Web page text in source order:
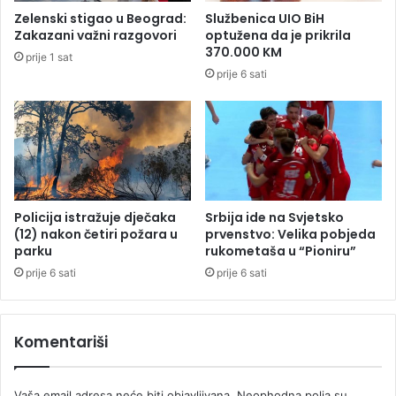
o
p
š
t
n
e
b
e
z
s
r
u
j
P
o
g
n
u
o
m
l
a
d
i
g
o
m
n
Zelenski stigao u Beograd:
Zakazani važni razgovori
prije 1 sat
Službenica UIO BiH
optužena da je prikrila
370.000 KM
prije 6 sati
Policija istražuje dječaka
(12) nakon četiri požara u
parku
prije 6 sati
Srbija ide na Svjetsko
prvenstvo: Velika pobjeda
rukometaša u “Pioniru”
prije 6 sati
Komentariši